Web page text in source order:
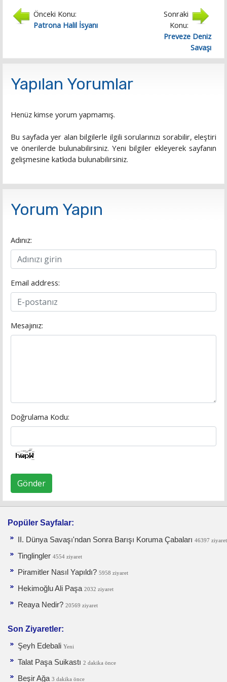
Önceki Konu:
Patrona Halil İsyanı
Sonraki
Konu:
Preveze Deniz
Savaşı
Yapılan Yorumlar
Henüz kimse yorum yapmamış.
Bu sayfada yer alan bilgilerle ilgili sorularınızı sorabilir, eleştiri
ve önerilerde bulunabilirsiniz. Yeni bilgiler ekleyerek sayfanın
gelişmesine katkıda bulunabilirsiniz.
Yorum Yapın
Adınız:
Email address:
Mesajınız:
Doğrulama Kodu:
Gönder
Popüler Sayfalar:
II. Dünya Savaşı'ndan Sonra Barışı Koruma Ça­baları 46397 ziyaret
Tinglingler 4554 ziyaret
Piramitler Nasıl Yapıldı? 5958 ziyaret
Hekimoğlu Ali Paşa 2032 ziyaret
Reaya Nedir? 20569 ziyaret
Son Ziyaretler:
Şeyh Edebali Yeni
Talat Paşa Suikastı 2 dakika önce
Beşir Ağa 3 dakika önce